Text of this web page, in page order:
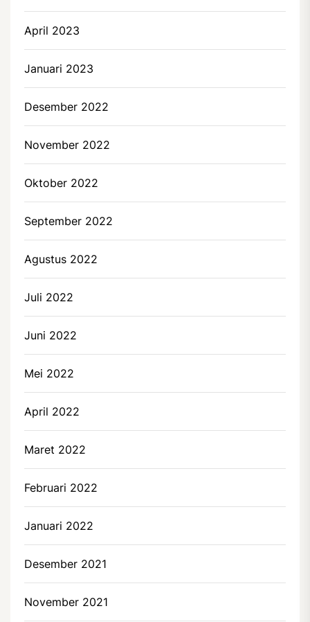
April 2023
Januari 2023
Desember 2022
November 2022
Oktober 2022
September 2022
Agustus 2022
Juli 2022
Juni 2022
Mei 2022
April 2022
Maret 2022
Februari 2022
Januari 2022
Desember 2021
November 2021